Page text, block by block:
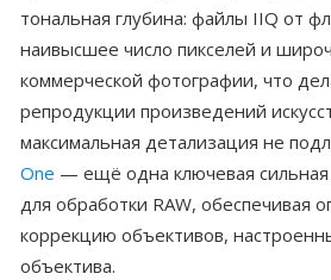
тональная глубина: файлы IIQ от
наивысшее число пикселей и
коммерческой фотографии, что
репродукции произведений
максимальная детализация не
One — ещё одна ключевая
для обработки RAW, обеспечивая
коррекцию объективов,
объектива.